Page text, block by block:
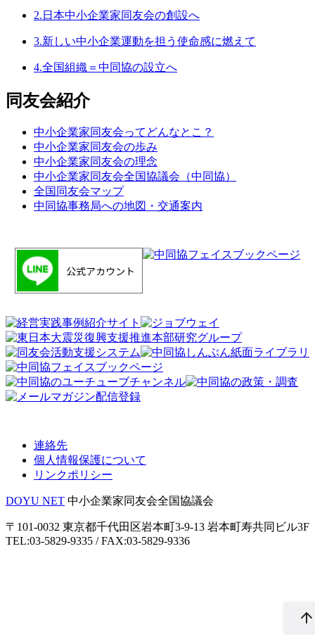
2.日本中小企業家同友会の創設へ
3.新しい中小企業運動を担う使命感に燃えて
4.全国組織＝中同協の設立へ
同友会紹介
中小企業家同友会ってどんなとこ？
中小企業家同友会の歩み
中小企業家同友会の理念
中小企業家同友会全国協議会（中同協）
全国同友会マップ
中同協事務局への地図・交通案内
連絡先
個人情報保護について
リンクポリシー
DOYU NET 中小企業家同友会全国協議会
〒101-0032 東京都千代田区岩本町3-9-13 岩本町寿共同ビル3F
TEL:03-5829-9335 / FAX:03-5829-9336